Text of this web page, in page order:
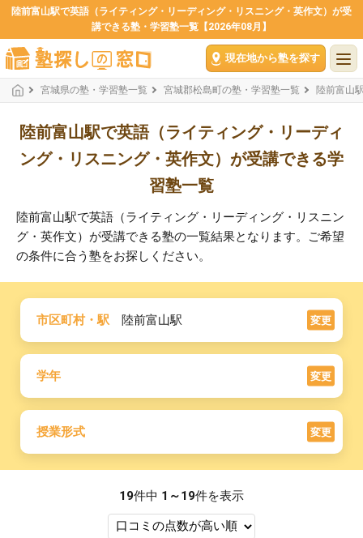
陸前富山駅で英語（ライティング・リーディング・リスニング・英作文）が受
講できる塾・学習塾一覧【2026年08月】
現在地から塾を探す
宮城県の塾・学習塾一覧 宮城郡松島町の塾・学習塾一覧 陸前富山
陸前富山駅で英語（ライティング・リーディ
ング・リスニング・英作文）が受講できる学
習塾一覧
陸前富山駅で英語（ライティング・リーディング・リスニン
グ・英作文）が受講できる塾の一覧結果となります。ご希望
の条件に合う塾をお探しください。
市区町村・駅 陸前富山駅 変更
学年 変更
授業形式 変更
19件中 1～19件を表示